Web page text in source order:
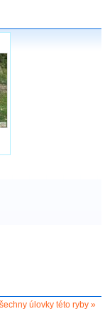
úlovky této ryby »